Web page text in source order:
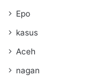
Epo
kasus
Aceh
nagan